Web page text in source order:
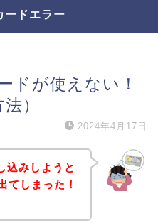
ードエラー
ドが使えない！
）
2024年4月17日
込みしようと
てしまった！